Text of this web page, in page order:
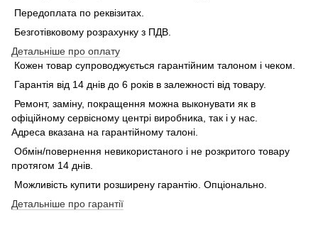
Передоплата по реквізитах.
Безготівковому розрахунку з ПДВ.
Детальніше про оплату
Кожен товар супроводжується гарантійним талоном і чеком.
Гарантія від 14 днів до 6 років в залежності від товару.
Ремонт, заміну, покращення можна выконувати як в
офіційному сервісному центрі виробника, так і у нас.
Адреса вказана на гарантійному талоні.
Обмін/повернення невикористаного і не розкритого товару
протягом 14 днів.
Можливість купити розширену гарантію. Опціонально.
Детальніше про гарантії